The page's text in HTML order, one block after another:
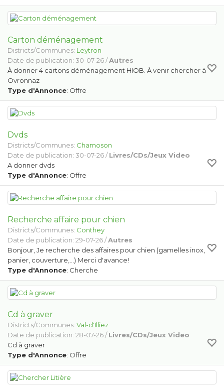
Carton déménagement
Districts/Communes: Leytron
Date de publication: 30-07-26 /Autres
À donner 4 cartons déménagement HIOB. À venir chercher à
Ovronnaz
Type d'Annonce: Offre
Dvds
Districts/Communes: Chamoson
Date de publication: 30-07-26 /Livres/CDs/Jeux Video
A donner dvds
Type d'Annonce: Offre
Recherche affaire pour chien
Districts/Communes: Conthey
Date de publication: 29-07-26 /Autres
Bonjour, Je recherche des affaires pour chien (gamelles inox,
panier, couverture,...) Merci d'avance!
Type d'Annonce: Cherche
Cd à graver
Districts/Communes: Val-d'Illiez
Date de publication: 28-07-26 /Livres/CDs/Jeux Video
Cd à graver
Type d'Annonce: Offre